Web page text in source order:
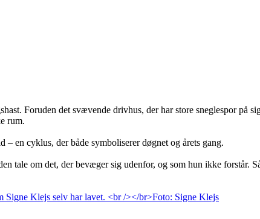
Foruden det svævende drivhus, der har store sneglespor på
rum.
en cyklus, der både symboliserer døgnet og årets gang.
tale om det, der bevæger sig udenfor, og som hun ikke forstår.